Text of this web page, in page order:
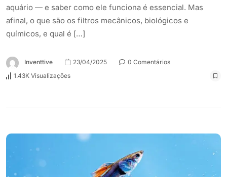
aquário — e saber como ele funciona é essencial. Mas
afinal, o que são os filtros mecânicos, biológicos e
químicos, e qual é […]
Inventtive 23/04/2025
0 Comentários
1.43K Visualizações